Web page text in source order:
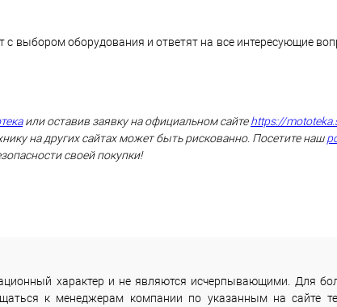
выбором оборудования и ответят на все интересующие
или оставив заявку на официальном сайтеhttps://
на других сайтах может быть рискованно. Посетите наш
своей покупки!
характер и не являются исчерпывающими. Для
к менеджерам компании по указанным на сайте